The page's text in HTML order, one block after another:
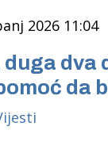
2026 11:04
duga
da